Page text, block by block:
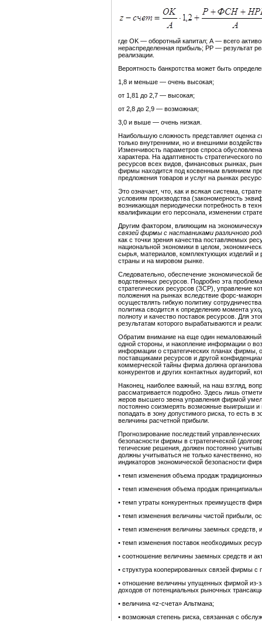
где OK — оборотный капитал; А — всего
нерас­пределенная прибыль; РР — результат
реализации.
Вероятность банкротства может быть
1,8 и меньше — очень высокая;
от 1,81 до 2,7 — высокая;
от 2,8 до 2,9 — возможная;
3,0 и выше — очень низкая.
Наибольшую сложность представляет оценка
только внутренними, но и внешними
Изменчивость параметров спроса
характера. На адаптивность
ресурсов всех видов, финансовых рынках,
фирмы находится под косвенным влиянием
предложения товаров и услуг на рынках
Это означает, что, как и всякая система,
условиям производства (закономерность
возникающая периодически потребность в
квалификации его персонала, изменении
Другим фактором, влияющим на
связей фирмы с наставниками различного
как с точки зрения качества поставляемых
национальной экономики в целом,
сырья, материалов, комплектующих изделий и
страны и на мировом рынке.
Следовательно, обеспечение экономической
водственных ресурсов. Подробно эта
стратегических ресурсов (ЗСР), управление
положения на рынках вследствие форс-
осуществлять гибкую политику
политика сводится к определению момента
полноту и качество поставок ресурсов. Для
результатам которого вырабатываются и
Обратим внимание на еще один
одной стороны, и накопление информации о
информации о стратегических планах фирмы,
поставщиками ресурсов и другой
коммерческой тайны фирма должна
конкурентов и других контактных ауди­торий,
Наконец, наиболее важный, на наш взгляд,
рассматривается подробно. Здесь лишь
жеров высшего звена управления фирмой
постоянно соизмерять возможные выигрыши и
попадать в зону допустимого риска, то есть в
величины расчетной прибыли.
Прогнозирование последствий
безопасности фирмы в стратегической
тегические решения, должен постоянно
должны учитываться не только качественно,
индикаторов экономической безопасности
• темп изменения объема продаж
• темп изменения объема продаж
• темп утраты конкурентных преимуществ
• темп изменения величины чистой прибыли,
• темп изменения величины заемных средств,
• темп изменения поставок необходимых
• соотношение величины заемных средств и
• структура кооперированных связей фирмы с
• отношение величины упущенных фирмой из-
доходов от потенциальных рыночных
• величина «z-счета» Альтмана;
• возможная степень риска, связанная с